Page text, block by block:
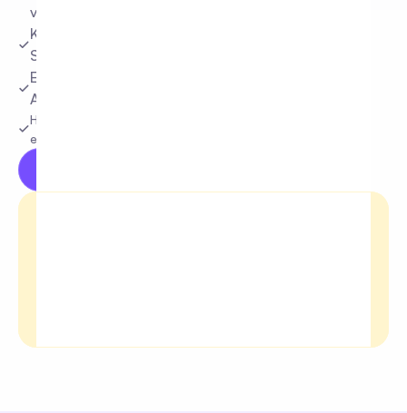
verbergen
Kommentare basierend auf benutzerdefinierten
Schlüsselwörtern ausblenden
Eliminieren Sie Spam und Betrug, bevor sie Ihren
Anzeigen-ROAS beeinträchtigen
Halte deine Community sicher und konzentriere dich auf
echte Interaktion